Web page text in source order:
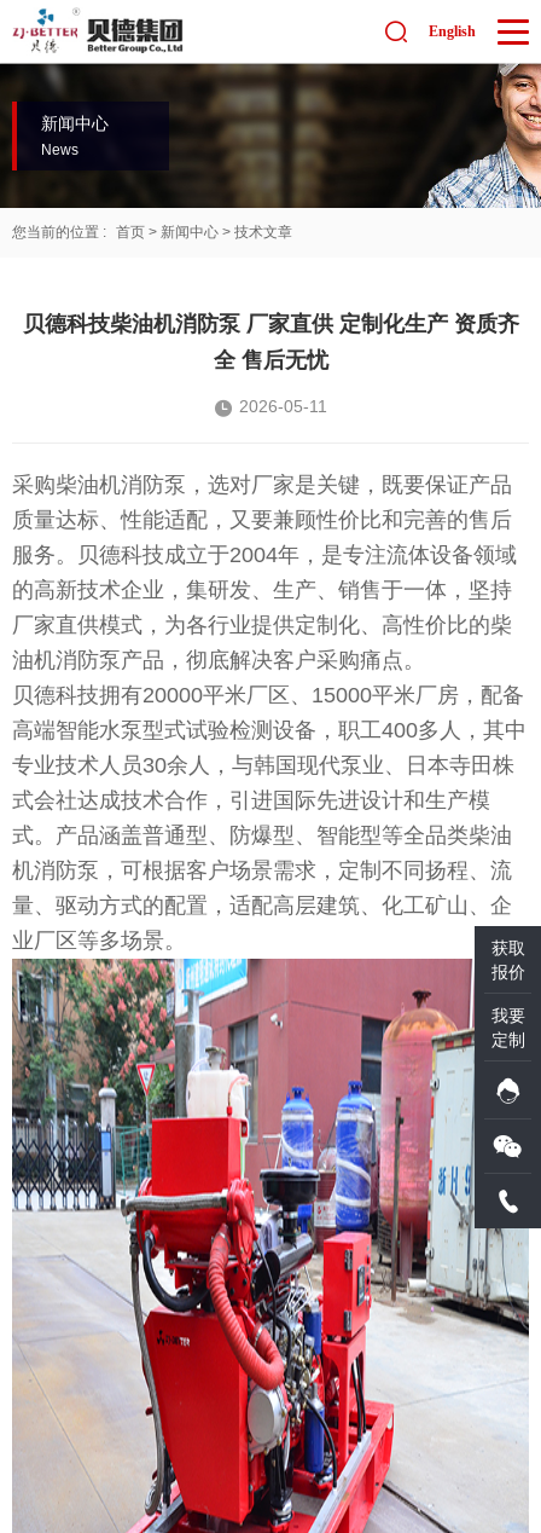
English
获取
报价
我要
定制
新闻中心
News
您当前的位置 : 首页 > 新闻中心 > 技术文章
贝德科技柴油机消防泵 厂家直供 定制化生产 资质齐
全 售后无忧
2026-05-11
采购柴油机消防泵，选对厂家是关键，既要保证产品
质量达标、性能适配，又要兼顾性价比和完善的售后
服务。贝德科技成立于2004年，是专注流体设备领域
的高新技术企业，集研发、生产、销售于一体，坚持
厂家直供模式，为各行业提供定制化、高性价比的柴
油机消防泵产品，彻底解决客户采购痛点。
贝德科技拥有20000平米厂区、15000平米厂房，配备
高端智能水泵型式试验检测设备，职工400多人，其中
专业技术人员30余人，与韩国现代泵业、日本寺田株
式会社达成技术合作，引进国际先进设计和生产模
式。产品涵盖普通型、防爆型、智能型等全品类柴油
机消防泵，可根据客户场景需求，定制不同扬程、流
量、驱动方式的配置，适配高层建筑、化工矿山、企
业厂区等多场景。